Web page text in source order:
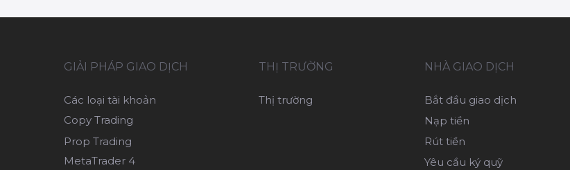
THỊ TRƯỜNG
Thị trường
NHÀ GIAO DỊCH
Rút tiền
Yêu cầu ký quỹ
Bắt đầu giao dịch
Nạp tiền
GIẢI PHÁP GIAO DỊCH
Copy Trading
Prop Trading
Các loại tài khoản
MetaTrader 4